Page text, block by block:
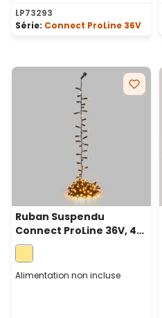
LP73293
Série: Connect ProLine 36V
Ruban Suspendu
Connect ProLine 36V, 4
m, 200 maxiled blanc
chaud, câble vert
Alimentation non incluse